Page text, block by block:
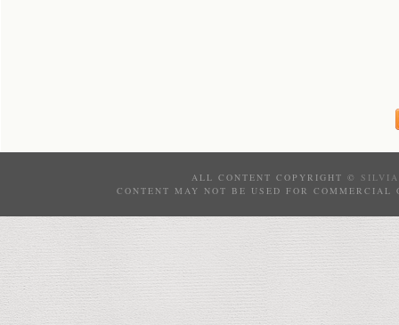
ALL CONTENT COPYRIGHT ©
CONTENT MAY NOT BE USED FOR COMMERCIAL